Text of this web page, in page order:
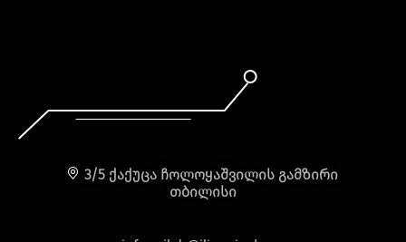
3/5 ქაქუცა ჩოლოყაშვილის გამზირი
თბილისი